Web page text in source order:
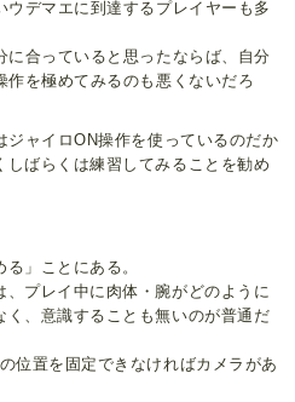
ウデマエに到達するプレイヤーも多
に合っていると思ったならば、自分
を極めてみるのも悪くないだろ
ジャイロON操作を使っているのだか
しばらくは練習してみることを勧め
」ことにある。
プレイ中に肉体・腕がどのように
、意識することも無いのが普通だ
位置を固定できなければカメラがあ